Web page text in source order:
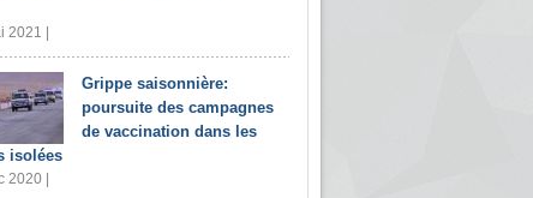
2021 |
Grippe saisonnière:
poursuite des campagnes
de vaccination dans les
isolées
2020 |